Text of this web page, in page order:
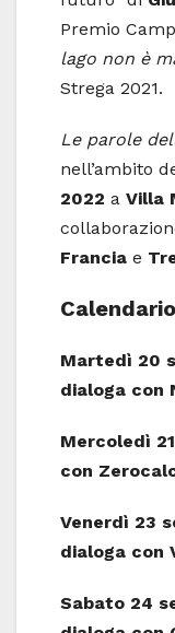
Premio
lago non è
Strega 2021.
Le parole
nell’ambito
2022 a Villa
Francia e
Martedì 20
dialoga con
Mercoledì
con
Venerdì 23
dialoga con
Sabato 24